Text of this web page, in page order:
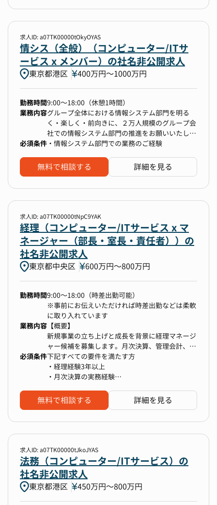
■この仕事で得られる物
【総務課長としての成長ポイント】
・IPO準備企業の総務課長として、上場企業基準
の総務・管理業務を統括し、経営を支える実務ス
キルを習得できる
・経営陣・各部門と連携し、総務戦略の立案・実
行を通じて、組織全体を支える役割を担える
・総務部門をゼロから創設し、大阪拠点の統括責
任者として組織基盤を確立できます 。
・株主総会・取締役会運営サポートを通じ経営実
務に深く関与 。
・移管業務のフロー設計や拠点立ち上げを通じて
事業拡大に貢献 。
ションを募集いたします。
【業務内容】
■担当業務（概要）
・新卒・中途を問わず、ダイレクトリクルーティ
ングや採用ブランディングを中心とした母集団形
考プロセスの設計、KPIによるモニタリングな
ど、採用全体のPDCAを担っていただきます
・採用チームの体制構築やメンバー育成、オンボ
ーディング支援にも関与いただき、採用を通じた
組織づくりを推進いただきます
■担当業務（詳細）
・新卒・中途採用戦略の立案と実行
・ダイレクトリクルーティングを主軸とした母集
団形成施策の企画と推進
プロセス設計
・採用指標の設計と改善（KPI設定・モニタリン
グ）
・採用イベントの設計・実施
・採用チームの業務設計・メンバー育成
・オンボーディング施策の設計・導入支援
・採用ブランディング・広報活動（媒体選定、メ
ッセージ設計等）
求人ID: a07TK00000tOkyOYAS
情シス（全般）（コンピューター/ITサ
ービス x メンバー）の社名非公開求人
東京都港区 400万円〜1000万円
勤務時間9:00～18:00（休憩1時間）
業務内容グループ全体における情報システム部門を明る
く・楽しく・前向きに、２万人規模のグループ会
社での情報システム部門の推進をお願いいたしま
す。
【配属予定組織について】
・配属部署名：グループIT機能会社 情報システム
現在弊社では、グループ全体の情報システム業務
を推進しており、社内全体のデバイス、NWの管
理・保守/運用、およびグループ全社におけるAI
導入による事業の更なる推進強化、稼働削減、新
規事業構築の取組を開始しています。
今後あらゆる社内データをAIと連携させ事業推進
情報システム部メンバーとして、グループ会社全
体におけるITの積極的な推進、およびによるコス
ト・稼働削減の実現、新たな脅威に対するセキュ
リティー対策、IT統制の実現をお願いいたしま
す。
部署の雰囲気も、フラットで日々コミュニケーシ
ョンもあり、話しやすいと思います。
・情報システム部門における企画・管理業務、Ｐ
マーク/ＩＳＯ取得・更新に向けた推進
・キッティング等システム開発の企画・要件定
義、システムの保守・運用
・社内利用ソフトウェア導入・利用に向けた企
画・支援
・社内ＮＷの保守・運用
・社内セキュリティー推進全般
必須条件 ・情報システム部門での業務のご経験
無料で相談する 詳細を見る
求人ID: a07TK00000tNpC9YAK
経理（コンピューター/ITサービス x マ
ネージャー（部長・室長・責任者））の
社名非公開求人
東京都中央区 600万円〜800万円
勤務時間9:00〜18:00（時差出勤可能）
※事前にお伝えいただければ時差出勤などは柔軟
に取り入れています
業務内容 【概要】
新規事業の立ち上げと成長を背景に経理マネージ
ャー候補を募集します。月次決算、管理会計、業
務改善を幅広く担当し、将来的に経理組織の中核
を担うことが期待される重要なポジションです。
所属組織はF&Cユニット（計3名：ユニットリー
は経営企画を兼務しており、経営層との距離が近
い環境です。
日々の正確な取引記録・管理を通じて、会社の財
政状態をタイムリーかつ正確に把握し、経営陣が
データに基づいた迅速な意思決定を行えるよう貢
献すること。事業の健全な成長を、データと仕組
みの両面から支えます。
必須条件下記すべての要件を満たす方
・経理経験3年以上
・月次決算の実務経験
可能です！
無料で相談する 詳細を見る
求人ID: a07TK00000tJkoJYAS
法務（コンピューター/ITサービス）の
社名非公開求人
東京都港区 450万円〜800万円